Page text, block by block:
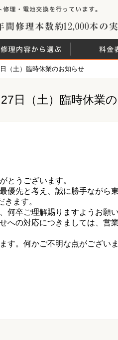
時
計修理職人直営店）
ンドから選ぶ 修理内容から
（土）臨時休業のお知らせ
日（土）臨時休業
とうございます。
優先と考え、誠に勝手ながら
ます。
何卒ご理解賜りますようお願
への対応につきましては、営
す。何かご不明な点がござい